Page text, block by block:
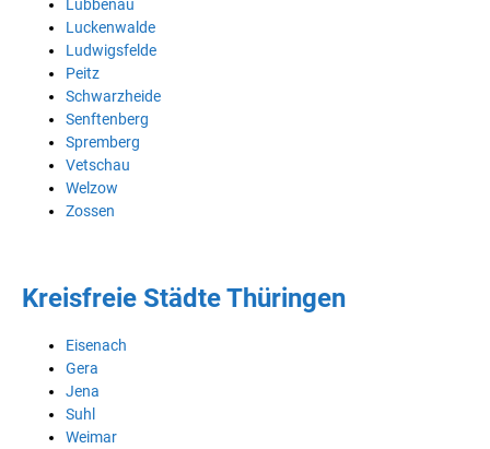
Lübbenau
Luckenwalde
Ludwigsfelde
Peitz
Schwarzheide
Senftenberg
Spremberg
Vetschau
Welzow
Zossen
Kreisfreie Städte Thüringen
Eisenach
Gera
Jena
Suhl
Weimar